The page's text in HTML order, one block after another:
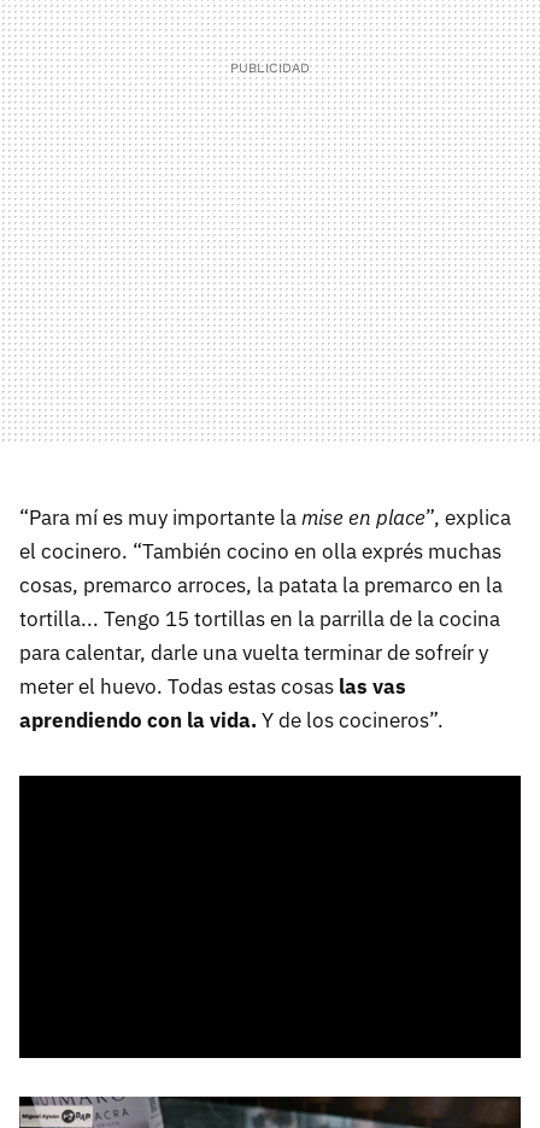
“Para mí es muy importante lamise en place”, explica
el cocinero. “También cocino en olla exprés muchas
cosas, premarco arroces, la patata la premarco en la
tortilla... Tengo 15 tortillas en la parrilla de la cocina
para calentar, darle una vuelta terminar de sofreír y
meter el huevo. Todas estas cosas las vas
aprendiendo con la vida.Y de los cocineros”.